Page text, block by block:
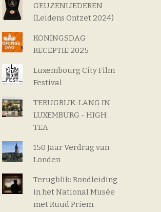
GEUZENLIEDEREN
(Leidens Ontzet 2024)
KONINGSDAG
RECEPTIE 2025
Luxembourg City Film
Festival
TERUGBLIK: LANG IN
LUXEMBURG - HIGH
TEA
150 Jaar Verdrag van
Londen
Terugblik: Rondleiding
in het National Musée
met Ruud Priem.